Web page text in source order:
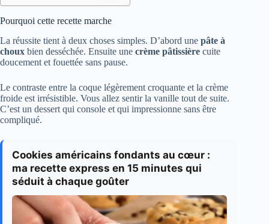
Pourquoi cette recette marche
La réussite tient à deux choses simples. D’abord une pâte à
choux bien desséchée. Ensuite une crème pâtissière cuite
doucement et fouettée sans pause.
Le contraste entre la coque légèrement croquante et la crème
froide est irrésistible. Vous allez sentir la vanille tout de suite.
C’est un dessert qui console et qui impressionne sans être
compliqué.
Cookies américains fondants au cœur :
ma recette express en 15 minutes qui
séduit à chaque goûter